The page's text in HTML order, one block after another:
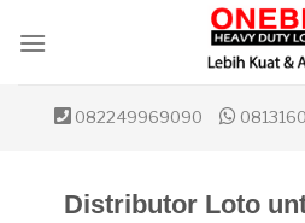
082249969090
Distributor Loto